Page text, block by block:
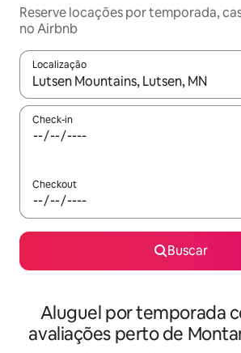
Reserve locações por temporada,
no Airbnb
Localização
Quando os resultados estiverem
Check-in
Checkout
Buscar
Aluguel por temporada
avaliações perto de